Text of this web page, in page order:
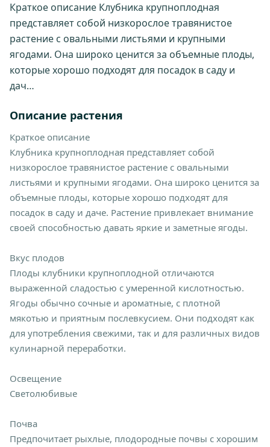
Краткое описание Клубника крупноплодная
представляет собой низкорослое травянистое
растение с овальными листьями и крупными
ягодами. Она широко ценится за объемные плоды,
которые хорошо подходят для посадок в саду и
дач…
Описание растения
Краткое описание
Клубника крупноплодная представляет собой
низкорослое травянистое растение с овальными
листьями и крупными ягодами. Она широко ценится за
объемные плоды, которые хорошо подходят для
посадок в саду и даче. Растение привлекает внимание
своей способностью давать яркие и заметные ягоды.
Вкус плодов
Плоды клубники крупноплодной отличаются
выраженной сладостью с умеренной кислотностью.
Ягоды обычно сочные и ароматные, с плотной
мякотью и приятным послевкусием. Они подходят как
для употребления свежими, так и для различных видов
кулинарной переработки.
Освещение
Светолюбивые
Почва
Предпочитает рыхлые, плодородные почвы с хорошим